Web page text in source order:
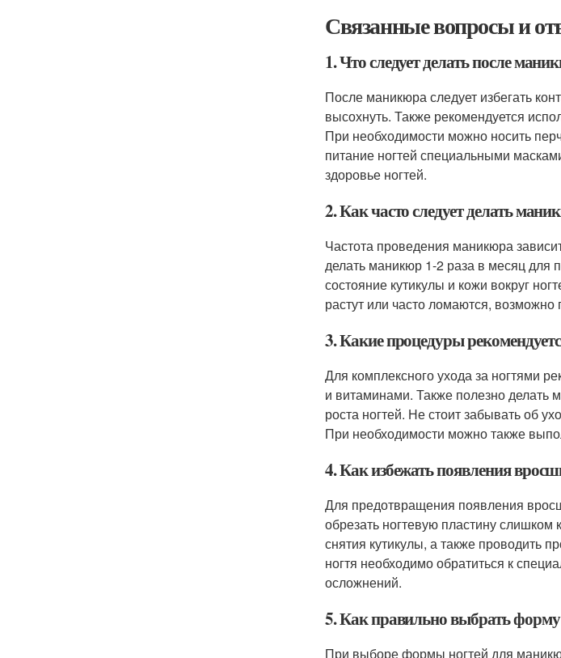
Связанные вопросы и
1. Что следует делать после
После маникюра следует избегать
высохнуть. Также рекомендуется
При необходимости можно носить
питание ногтей специальными
здоровье ногтей.
2. Как часто следует делать
Частота проведения маникюра
делать маникюр 1-2 раза в месяц для
состояние кутикулы и кожи вокруг
растут или часто ломаются,
3. Какие процедуры
Для комплексного ухода за ногтями
и витаминами. Также полезно делать
роста ногтей. Не стоит забывать об
При необходимости можно также
4. Как избежать появления
Для предотвращения появления
обрезать ногтевую пластину слишком
снятия кутикулы, а также проводить
ногтя необходимо обратиться к
осложнений.
5. Как правильно выбрать
При выборе формы ногтей для